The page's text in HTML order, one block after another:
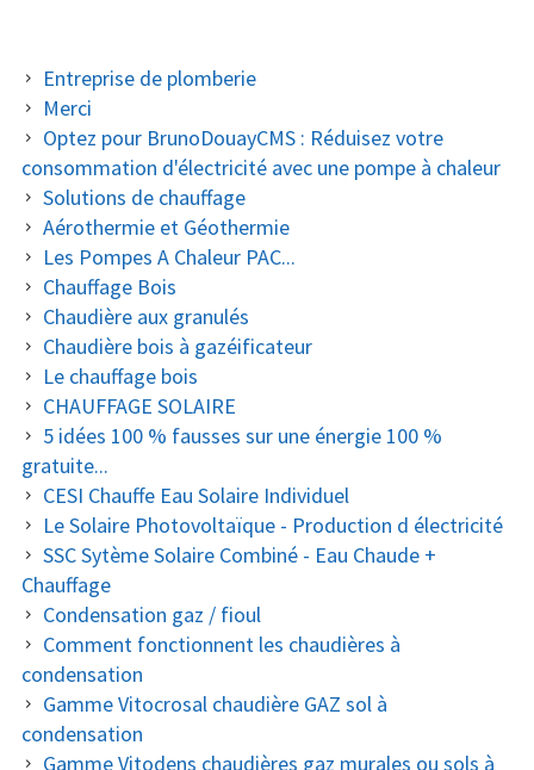
BARRE
LATÉRALE
PRINCIPALE
Entreprise de plomberie
Merci
Optez pour BrunoDouayCMS : Réduisez votre
consommation d'électricité avec une pompe à chaleur
Solutions de chauffage
Aérothermie et Géothermie
Les Pompes A Chaleur PAC...
Chauffage Bois
Chaudière aux granulés
Chaudière bois à gazéificateur
Le chauffage bois
CHAUFFAGE SOLAIRE
5 idées 100 % fausses sur une énergie 100 %
gratuite...
CESI Chauffe Eau Solaire Individuel
Le Solaire Photovoltaïque - Production d électricité
SSC Sytème Solaire Combiné - Eau Chaude +
Chauffage
Condensation gaz / fioul
Comment fonctionnent les chaudières à
condensation
Gamme Vitocrosal chaudière GAZ sol à
condensation
Gamme Vitodens chaudières gaz murales ou sols à